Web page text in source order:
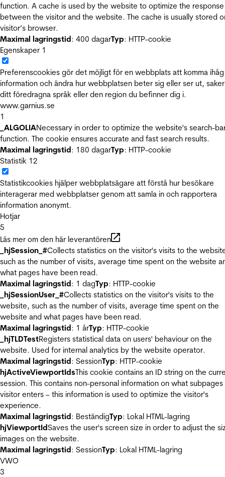
function. A cache is used by the website to optimize the
between the visitor and the website. The cache is usually stored
visitor’s browser.
Maximal lagringstid: 400 dagarTyp: HTTP-cookie
Egenskaper 1
Preferenscookies gör det möjligt för en webbplats att komma ihåg
information och ändra hur webbplatsen beter sig eller ser ut,
ditt föredragna språk eller den region du befinner dig i.
www.garnius.se
1
_ALGOLIANecessary in order to optimize the website's search-
function. The cookie ensures accurate and fast search results.
Maximal lagringstid: 180 dagarTyp: HTTP-cookie
Statistik 12
Statistikcookies hjälper webbplatsägare att förstå hur besökare
interagerar med webbplatser genom att samla in och rapportera
information anonymt.
Hotjar
5
Läs mer om den här leverantören
_hjSession_#Collects statistics on the visitor's visits to the
such as the number of visits, average time spent on the website
what pages have been read.
Maximal lagringstid: 1 dagTyp: HTTP-cookie
_hjSessionUser_#Collects statistics on the visitor's visits to the
website, such as the number of visits, average time spent on the
website and what pages have been read.
Maximal lagringstid: 1 årTyp: HTTP-cookie
_hjTLDTestRegisters statistical data on users' behaviour on the
website. Used for internal analytics by the website operator.
Maximal lagringstid: SessionTyp: HTTP-cookie
hjActiveViewportIdsThis cookie contains an ID string on the
session. This contains non-personal information on what
visitor enters – this information is used to optimize the visitor's
experience.
Maximal lagringstid: BeständigTyp: Lokal HTML-lagring
hjViewportIdSaves the user's screen size in order to adjust the
images on the website.
Maximal lagringstid: SessionTyp: Lokal HTML-lagring
VWO
3